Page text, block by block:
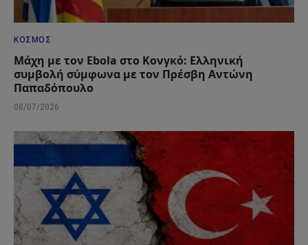
ΚΌΣΜΟΣ
Μάχη με τον Ebola στο Κονγκό: Ελληνική
συμβολή σύμφωνα με τον Πρέσβη Αντώνη
Παπαδόπουλο
08/07/2026